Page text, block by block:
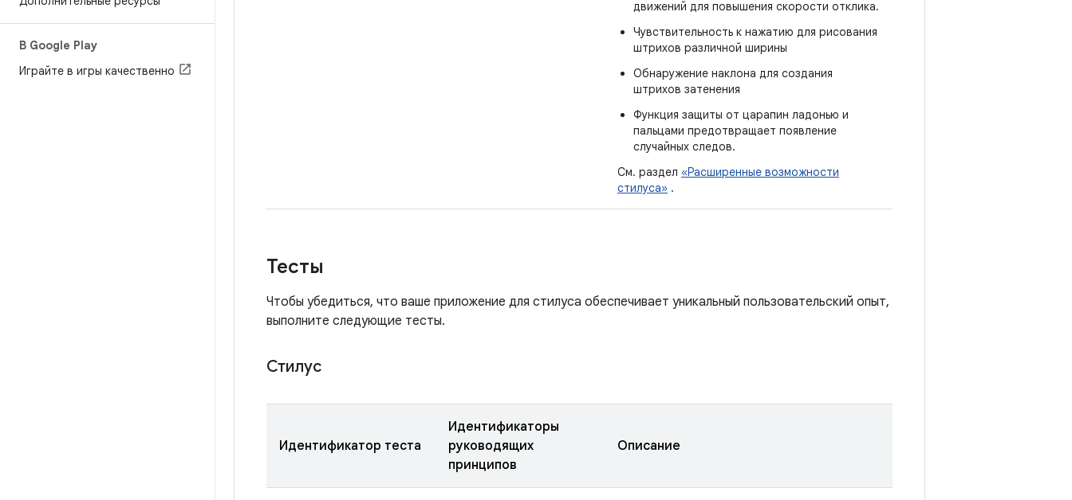
В Google Play
Играйте в игры качественно
движений для повышения скорости отклика.
Чувствительность к нажатию для рисования
штрихов различной ширины
Обнаружение наклона для создания
штрихов затенения
Функция защиты от царапин ладонью и
пальцами предотвращает появление
случайных следов.
См. раздел «Расширенные возможности
стилуса» .
Тесты
Чтобы убедиться, что ваше приложение для стилуса обеспечивает уникальный пользовательский опыт,
выполните следующие тесты.
Стилус
Идентификатор теста
Идентификаторы
руководящих
принципов
Описание